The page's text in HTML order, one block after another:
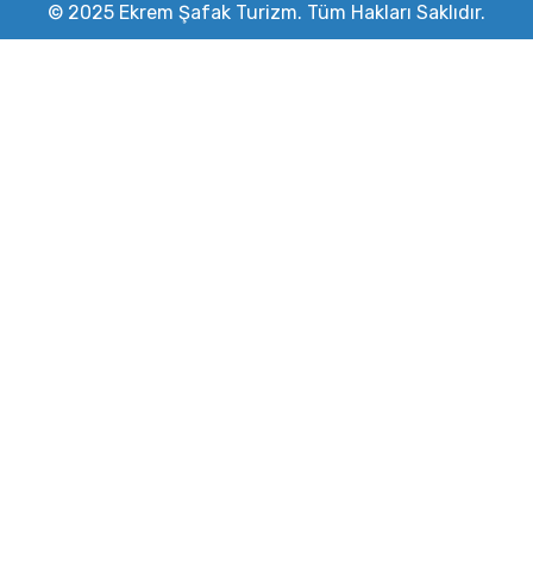
© 2025 Ekrem Şafak Turizm. Tüm Hakları Saklıdır.